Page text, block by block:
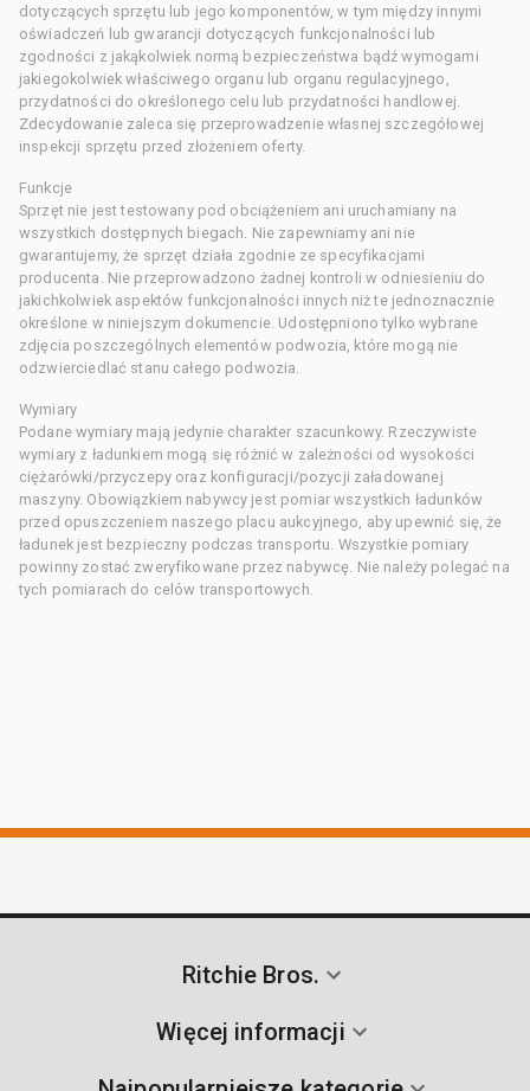
dotyczących sprzętu lub jego komponentów, w tym między innymi
oświadczeń lub gwarancji dotyczących funkcjonalności lub
zgodności z jakąkolwiek normą bezpieczeństwa bądź wymogami
jakiegokolwiek właściwego organu lub organu regulacyjnego,
przydatności do określonego celu lub przydatności handlowej.
Zdecydowanie zaleca się przeprowadzenie własnej szczegółowej
inspekcji sprzętu przed złożeniem oferty.
Funkcje
Sprzęt nie jest testowany pod obciążeniem ani uruchamiany na
wszystkich dostępnych biegach. Nie zapewniamy ani nie
gwarantujemy, że sprzęt działa zgodnie ze specyfikacjami
producenta. Nie przeprowadzono żadnej kontroli w odniesieniu do
jakichkolwiek aspektów funkcjonalności innych niż te jednoznacznie
określone w niniejszym dokumencie. Udostępniono tylko wybrane
zdjęcia poszczególnych elementów podwozia, które mogą nie
odzwierciedlać stanu całego podwozia.
Wymiary
Podane wymiary mają jedynie charakter szacunkowy. Rzeczywiste
wymiary z ładunkiem mogą się różnić w zależności od wysokości
ciężarówki/przyczepy oraz konfiguracji/pozycji załadowanej
maszyny. Obowiązkiem nabywcy jest pomiar wszystkich ładunków
przed opuszczeniem naszego placu aukcyjnego, aby upewnić się, że
ładunek jest bezpieczny podczas transportu. Wszystkie pomiary
powinny zostać zweryfikowane przez nabywcę. Nie należy polegać na
tych pomiarach do celów transportowych.
Ritchie Bros.
Więcej informacji